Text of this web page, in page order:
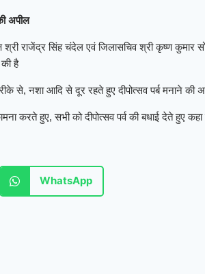
अपील
राजेंद्र सिंह चंदेल एवं जिलासचिव श्री कृष्ण कुमार
की है
से, नशा आदि से दूर रहते हुए दीपोत्सव पर्ब मनाने की
करते हुए, सभी को दीपोत्सव पर्व की बधाई देते हुए
WhatsApp